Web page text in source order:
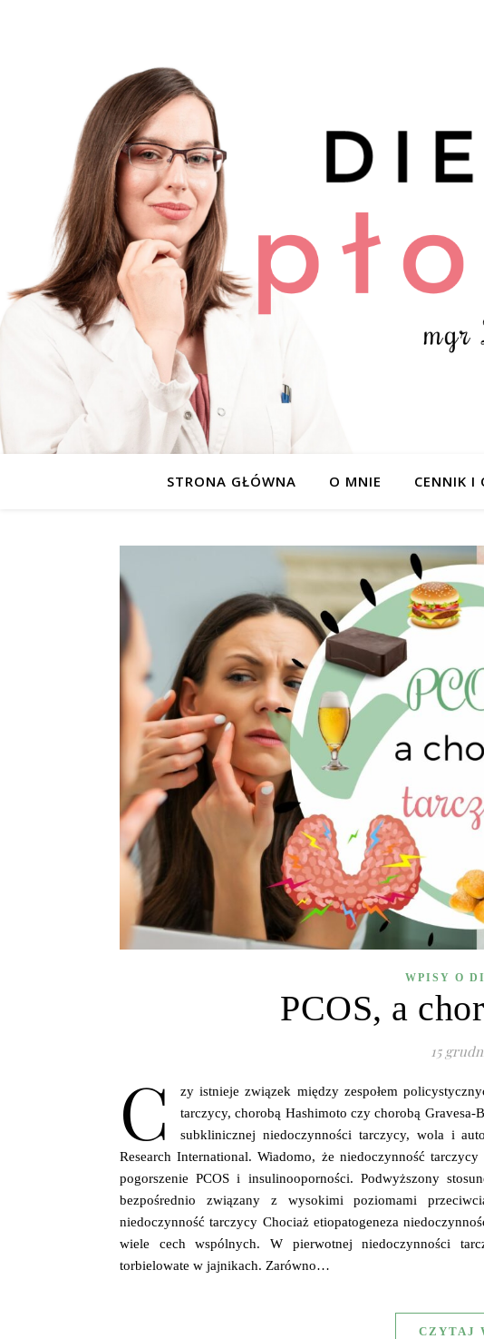
STRONA GŁÓWNA O MNIE CENNIK I
WPISY O
PCOS, a
15
C
zy istnieje związek między zespołem
tarczycy, chorobą Hashimoto czy chorobą Gravesa-
subklinicznej niedoczynności tarczycy, wola i
Research International. Wiadomo, że niedoczynność
pogorszenie PCOS i insulinooporności. Podwyższony
bezpośrednio związany z wysokimi poziomami
niedoczynność tarczycy Chociaż etiopatogeneza
wiele cech wspólnych. W pierwotnej niedoczynności
torbielowate w jajnikach. Zarówno…
CZYTAJ